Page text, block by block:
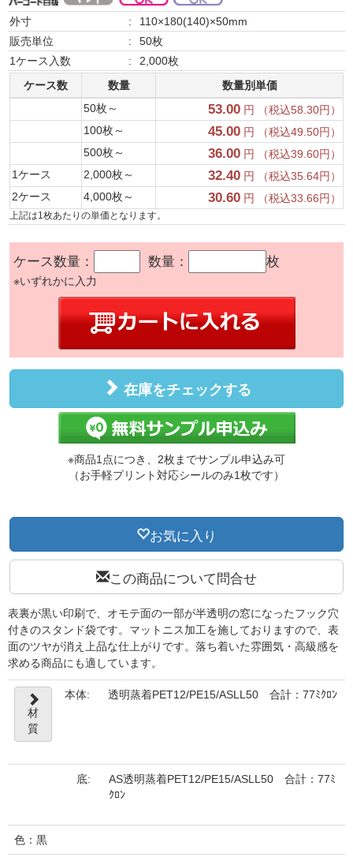
外寸 :
110×180(140)×50mm
販売単位
:
50枚
1ケース入数
:
2,000枚
ケース数
数量
数量別単価
50枚～
53.00 円 （税込58.30円）
100枚～
45.00 円 （税込49.50円）
500枚～
36.00 円 （税込39.60円）
1ケース
2,000枚～ 32.40 円 （税込35.64円）
2ケース
4,000枚～ 30.60 円 （税込33.66円）
上記は1枚あたりの単価となります。
ケース数量： 数量： 枚
※いずれかに入力
在庫をチェックする
※商品1点につき、2枚までサンプル申込み可
（お手軽プリント対応シールのみ1枚です）
お気に入り
この商品について問合せ
表裏が黒い印刷で、オモテ面の一部が半透明の窓になったフック穴
付きのスタンド袋です。マットニス加工を施しておりますので、表
面のツヤが消え上品な仕上がりです。落ち着いた雰囲気・高級感を
求める商品にも適しています。
材
質
本体: 透明蒸着PET12/PE15/ASLL50 合計：77ﾐｸﾛﾝ
底:
AS透明蒸着PET12/PE15/ASLL50 合計：77ﾐ
ｸﾛﾝ
色：黒